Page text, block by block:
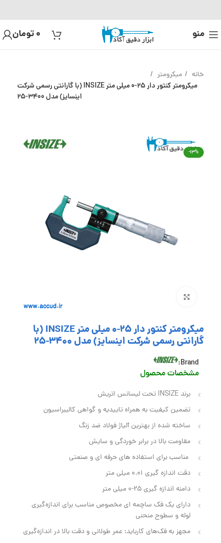
منو 0تومان
خانه میکرومتر
میکرومتر کنتور دار 25-0 میلی متر INSIZE (با گارانتی رسمی شرکت
اینسایز) مدل 3400-25
-13%
میکرومتر کنتور دار 25-0 میلی متر INSIZE (با
گارانتی رسمی شرکت اینسایز) مدل 3400-25
Brand:
مشخصات محصول
برند INSIZE تحت لیسانس اتریش
تضمین کیفیت به همراه تاییدیه و گواهی کالیبراسیون
ساخته‌ شده از بهترین آلیاژ فولاد ضد زنگ
مقاومت بالا در برابر خوردگی و سایش
مناسب برای استفاده‌ های حرفه‌ ای و صنعتی
دقت اندازه گیری 0.01 میلی متر
دامنه اندازه گیری 25-0 میلی متر
دارای یک فک ساچمه‌ ای مخصوص مناسب برای اندازه‌گیری
لوله و سطوح منحنی
مجهز به فک‌های کارباید: عمر طولانی و دقت بالا در اندازه‌گیری